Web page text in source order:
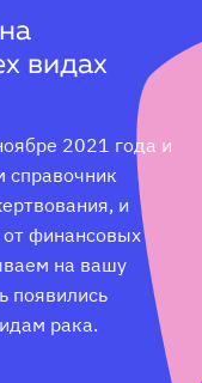
видах
2021 года и
справочник
и
финансовых
на вашу
появились
рака.